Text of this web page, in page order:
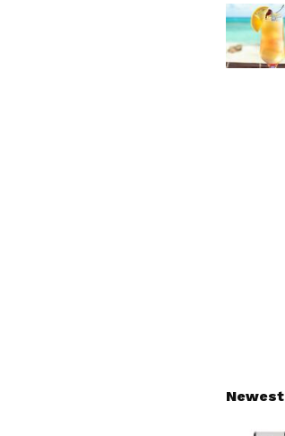
Newest